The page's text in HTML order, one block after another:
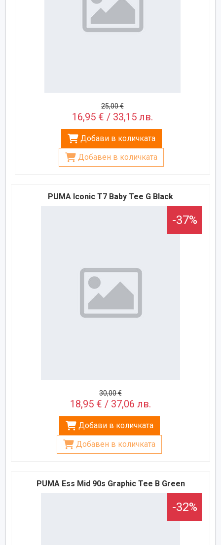
25,00 €
16,95 € / 33,15 лв.
Добави в количката
Добавен в количката
PUMA Iconic T7 Baby Tee G Black
-37%
30,00 €
18,95 € / 37,06 лв.
Добави в количката
Добавен в количката
PUMA Ess Mid 90s Graphic Tee B Green
-32%